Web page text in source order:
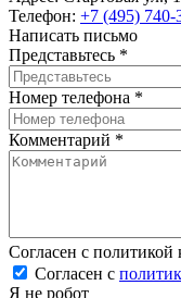
Телефон: +7 (495) 740-
Написать письмо
Представьтесь *
Номер телефона *
Комментарий *
Согласен с
Согласен с
Я не робот